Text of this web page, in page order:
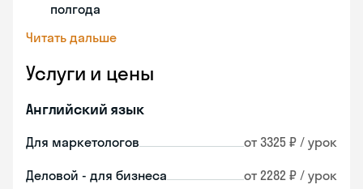
полгода
Читать дальше
Услуги и цены
Английский язык
Для маркетологов от 3325 ₽ / урок
Деловой - для бизнеса от 2282 ₽ / урок